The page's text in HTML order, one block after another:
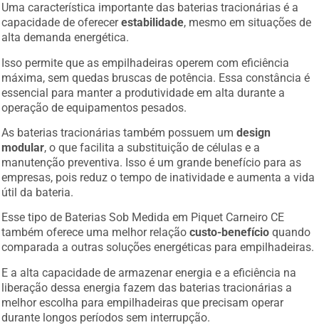
Uma característica importante das baterias tracionárias é a
capacidade de oferecerestabilidade, mesmo em situações de
alta demanda energética.
Isso permite que as empilhadeiras operem com eficiência
máxima, sem quedas bruscas de potência. Essa constância é
essencial para manter a produtividade em alta durante a
operação de equipamentos pesados.
As baterias tracionárias também possuem umdesign
modular, o que facilita a substituição de células e a
manutenção preventiva. Isso é um grande benefício para as
empresas, pois reduz o tempo de inatividade e aumenta a vida
útil da bateria.
Esse tipo de Baterias Sob Medida em Piquet Carneiro CE
também oferece uma melhor relaçãocusto-benefício quando
comparada a outras soluções energéticas para empilhadeiras.
E a alta capacidade de armazenar energia e a eficiência na
liberação dessa energia fazem das baterias tracionárias a
melhor escolha para empilhadeiras que precisam operar
durante longos períodos sem interrupção.